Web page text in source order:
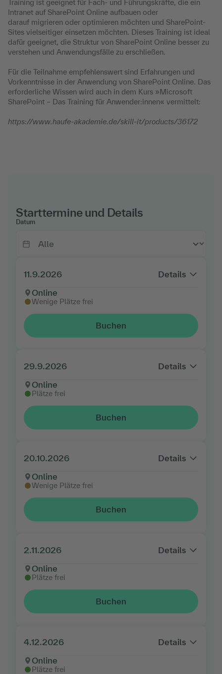
Training ist geeignet für Fach- und Führungskräfte, die ein
Intranet auf SharePoint Online aufbauen oder
darauf migrieren oder optimieren möchten und SharePoint-
Sites vielseitiger einsetzen möchten. Dieses Training ist ideal
dafür geeignet, die Struktur von SharePoint Online besser zu
verstehen und Anwendungsfälle zu erschließen.
Für die Teilnahme empfehlenswert sind Erfahrungen und
Vorkenntnisse in der Anwendung von SharePoint Online. Das
erforderliche Wissen wird auch in dem Kurs »Microsoft
SharePoint – Das Training für Anwender:innen« vermittelt:
https://www.haufe-akademie.de/skill-it/products/36172
Starttermine und Details
Datum
11.9.2026
Details
Online
Wenige Plätze frei
Buchen
29.9.2026
Details
Online
Plätze frei
Buchen
20.10.2026
Details
Online
Wenige Plätze frei
Buchen
2.11.2026
Details
Online
Plätze frei
Buchen
4.12.2026
Details
Online
Plätze frei